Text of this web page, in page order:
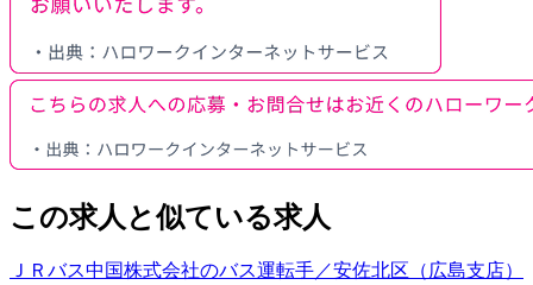
この求人と似ている求人
ＪＲバス中国株式会社のバス運転手／安佐北区（広島支店）